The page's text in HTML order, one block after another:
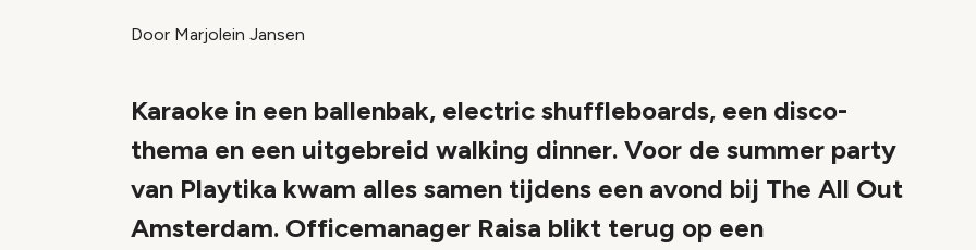
Door Marjolein Jansen
Karaoke in een ballenbak, electric shuffleboards, een disco-
thema en een uitgebreid walking dinner. Voor de summer party
van Playtika kwam alles samen tijdens een avond bij The All Out
Amsterdam. Officemanager Raisa blikt terug op een